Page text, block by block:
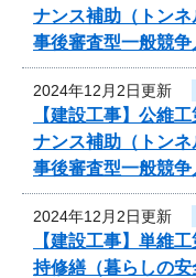
ナンス補助（トン
事後審査型一般競争
2024年12月2日更新
【建設工事】公維
ナンス補助（トン
事後審査型一般競争
2024年12月2日更新
【建設工事】単維
持修繕（暮らしの